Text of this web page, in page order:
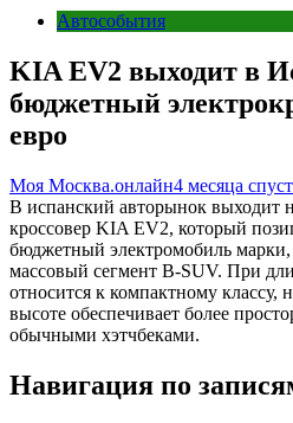
Автособытия
KIA EV2 выходит в
бюджетный
евро
Моя Москва.онлайн4 месяца
В испанский авторынок выходит
кроссовер KIA EV2, который
бюджетный электромобиль
массовый сегмент B-SUV. При
относится к компактному классу,
высоте обеспечивает более
обычными хэтчбеками.
Навигация по